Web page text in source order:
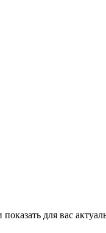
для вас